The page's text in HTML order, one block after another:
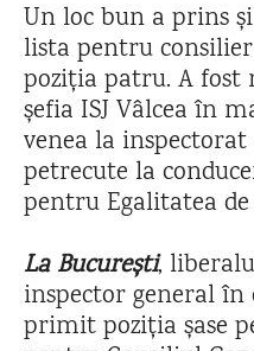
Un loc bun a prins
lista pentru
poziția patru. A fost
șefia ISJ Vâlcea în
venea la
petrecute la
pentru Egalitatea de
La București,
inspector general în
primit poziția șase